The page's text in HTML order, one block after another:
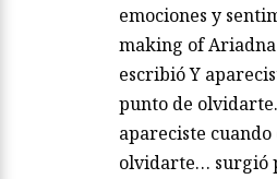
emociones y
making of
escribió Y
punto de
apareciste
olvidarte… surgió